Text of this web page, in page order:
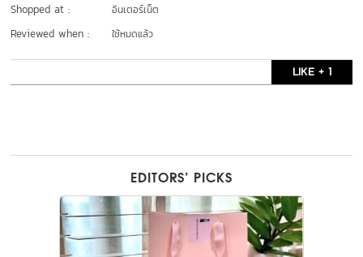
Shopped at : อินเตอร์เน็ต
Reviewed when : ใช้หมดแล้ว
LIKE + 1
EDITORS’ PICKS